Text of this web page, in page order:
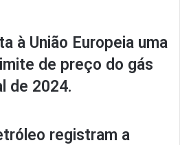
à União Europeia uma
de preço do gás
de 2024.
registram a